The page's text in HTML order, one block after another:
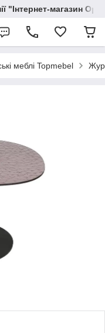
"Інтернет-магазин
меблі Topmebel